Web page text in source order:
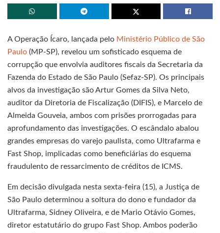
A Operação Ícaro, lançada pelo Ministério Público de São
Paulo (MP-SP), revelou um sofisticado esquema de
corrupção que envolvia auditores fiscais da Secretaria da
Fazenda do Estado de São Paulo (Sefaz-SP). Os principais
alvos da investigação são Artur Gomes da Silva Neto,
auditor da Diretoria de Fiscalização (DIFIS), e Marcelo de
Almeida Gouveia, ambos com prisões prorrogadas para
aprofundamento das investigações. O escândalo abalou
grandes empresas do varejo paulista, como Ultrafarma e
Fast Shop, implicadas como beneficiárias do esquema
fraudulento de ressarcimento de créditos de ICMS.
Em decisão divulgada nesta sexta-feira (15), a Justiça de
São Paulo determinou a soltura do dono e fundador da
Ultrafarma, Sidney Oliveira, e de Mario Otávio Gomes,
diretor estatutário do grupo Fast Shop. Ambos poderão